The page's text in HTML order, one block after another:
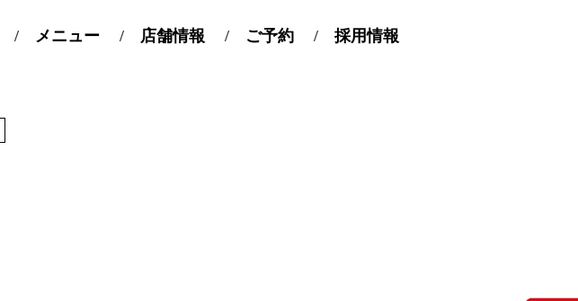
メニュー 店舗情報 ご予約 採用情報